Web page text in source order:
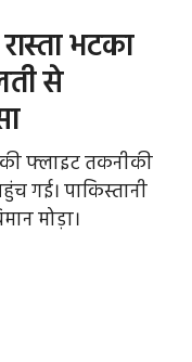
भटका
से
फ्लाइट तकनीकी
गई। पाकिस्तानी
मोड़ा।